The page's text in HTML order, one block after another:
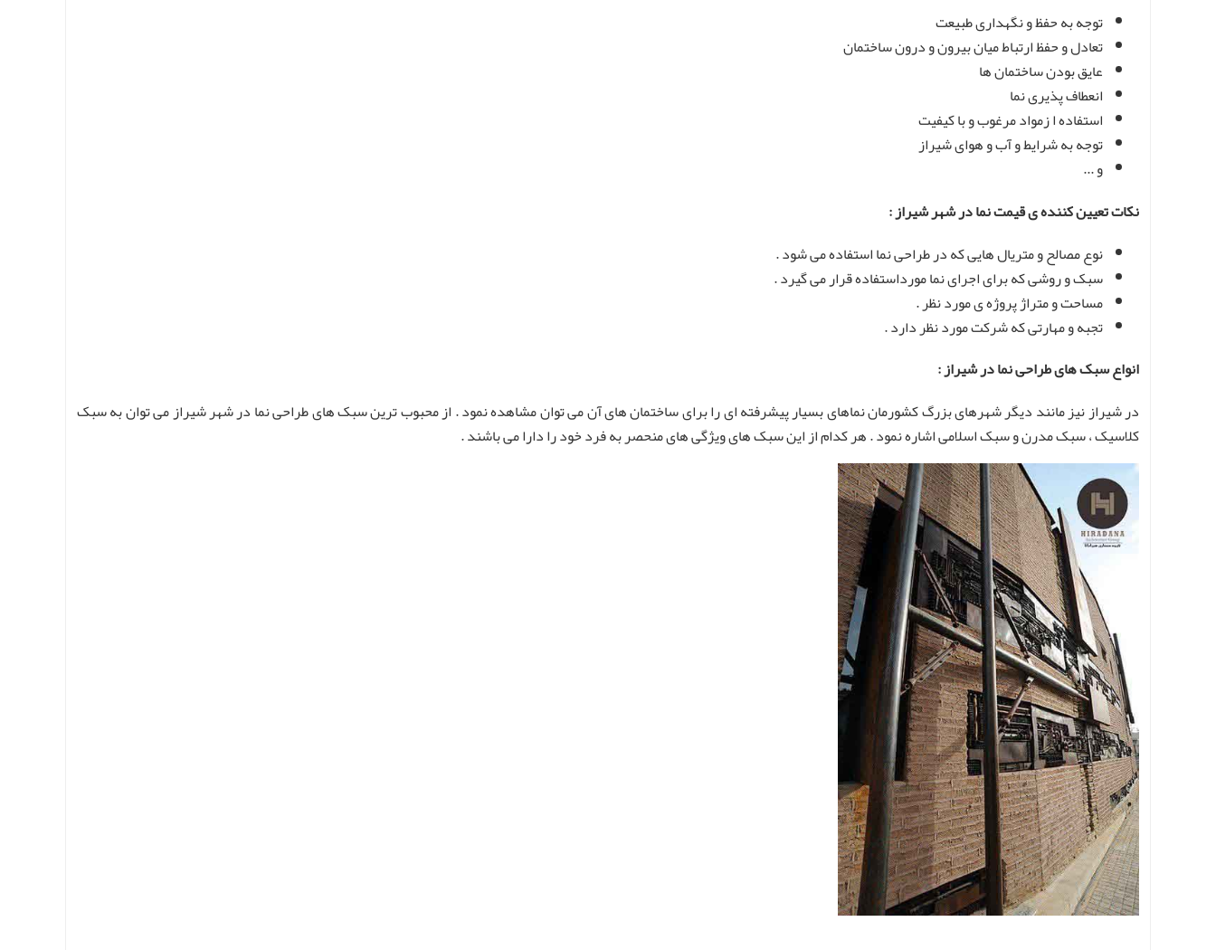
توجه به حفظ و نگهداری طبیعت
تعادل و حفظ ارتباط میان بیرون و درون ساختمان
عایق بودن ساختمان ها
انعطاف پذیری نما
استفاده ا زمواد مرغوب و با کیفیت
توجه به شرایط و آب و هوای شیراز
و ...
نکات تعیین کننده ی قیمت نما در شهر شیراز :
نوع مصالح و متریال هایی که در طراحی نما استفاده می شود .
سبک و روشی که برای اجرای نما مورداستفاده قرار می گیرد .
مساحت و متراژ پروژه ی مورد نظر .
تجبه و مهارتی که شرکت مورد نظر دارد .
انواع سبک های طراحی نما در شیراز :
در شیراز نیز مانند دیگر شهرهای بزرگ کشورمان نماهای بسیار پیشرفته ای را برای ساختمان های آن می توان مشاهده نمود . از محبوب ترین سبک های طراحی نما در شهر شیراز می توان به سبک
کلاسیک ، سبک مدرن و سبک اسلامی اشاره نمود . هر کدام از این سبک های ویژگی های منحصر به فرد خود را دارا می باشند .